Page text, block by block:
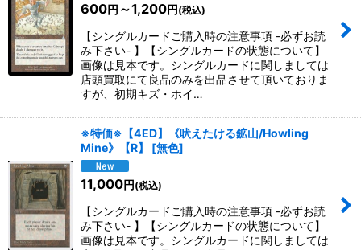
600円 ～1,200円 (税込)
【シングルカードご購入時の注意事項 -必ずお読
み下さい- 】【シングルカードの状態について】
画像は見本です。シングルカードに関しましては
店頭買取にて良品のみを出品させて頂いておりま
すが、初期キズ・ホイ…
※特価※【4ED】《吠えたける鉱山/Howling
Mine》【R】
[無色]
11,000円 (税込)
【シングルカードご購入時の注意事項 -必ずお読
み下さい- 】【シングルカードの状態について】
画像は見本です。シングルカードに関しましては